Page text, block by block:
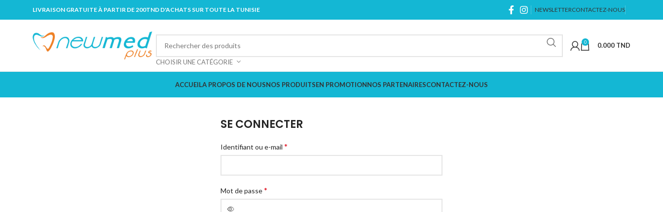
LIVRAISON GRATUITE À PARTIR DE 200TND D'ACHATS SUR TOUTE LA TUNISIE NEWSLETTERCONTACTEZ-NOUS
CHOISIR UNE CATÉGORIE
0 0.000 TND
ACCUEILA PROPOS DE NOUSNOS PRODUITSEN PROMOTIONNOS PARTENAIRESCONTACTEZ-NOUS
SE CONNECTER
Identifiant ou e-mail *
Mot de passe*